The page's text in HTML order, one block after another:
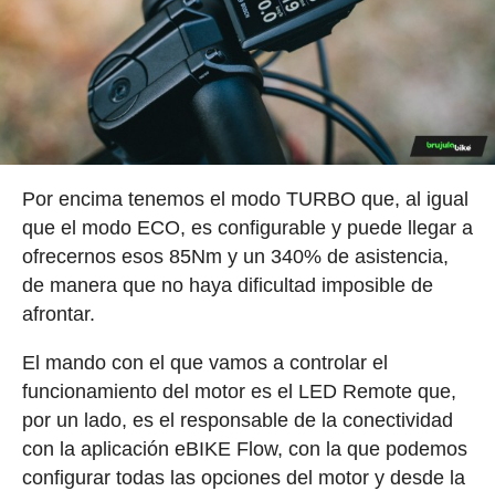
Por encima tenemos el modo TURBO que, al igual
que el modo ECO, es configurable y puede llegar a
ofrecernos esos 85Nm y un 340% de asistencia,
de manera que no haya dificultad imposible de
afrontar.
El mando con el que vamos a controlar el
funcionamiento del motor es el LED Remote que,
por un lado, es el responsable de la conectividad
con la aplicación eBIKE Flow, con la que podemos
configurar todas las opciones del motor y desde la